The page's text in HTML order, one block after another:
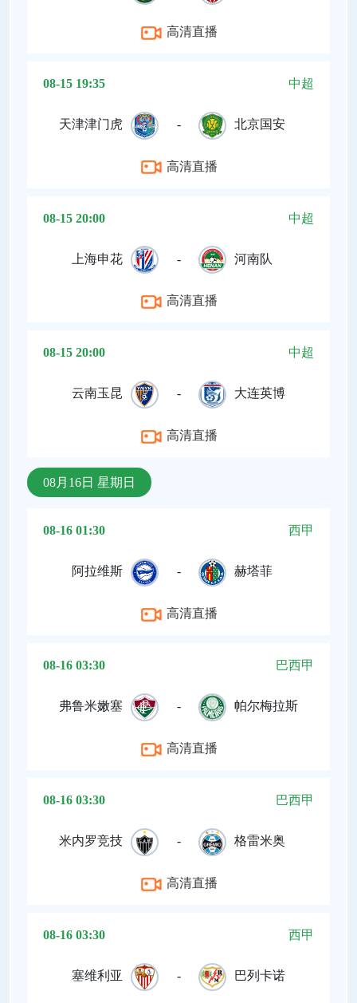
高清直播
08-15 19:35 中超
天津津门虎 - 北京国安
高清直播
08-15 20:00 中超
上海申花 - 河南队
高清直播
08-15 20:00 中超
云南玉昆 - 大连英博
高清直播
08月16日 星期日
08-16 01:30 西甲
阿拉维斯 - 赫塔菲
高清直播
08-16 03:30 巴西甲
弗鲁米嫩塞 - 帕尔梅拉斯
高清直播
08-16 03:30 巴西甲
米内罗竞技 - 格雷米奥
高清直播
08-16 03:30 西甲
塞维利亚 - 巴列卡诺